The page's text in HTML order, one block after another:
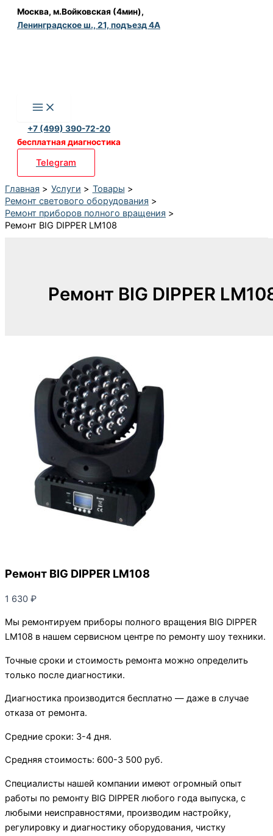
Перейти
Москва, м.Войковская (4мин),
Ленинградское ш., 21, подъезд 4А
+7 (499) 390-72-20
бесплатная диагностика
Telegram
Главная Услуги
Товары
Ремонт светового оборудования
Ремонт приборов полного вращения
Ремонт BIG DIPPER LM108
Ремонт BIG DIPPER
Ремонт BIG DIPPER LM108
1 630 ₽
Мы ремонтируем приборы полного вращения BIG DIPPER
LM108 в нашем сервисном центре по ремонту шоу техники.
Точные сроки и стоимость ремонта можно определить
только после диагностики.
Диагностика производится бесплатно — даже в случае
отказа от ремонта.
Средние сроки: 3-4 дня.
Средняя стоимость: 600-3 500 руб.
Специалисты нашей компании имеют огромный опыт
работы по ремонту BIG DIPPER любого года выпуска, с
любыми неисправностями, производим настройку,
регулировку и диагностику оборудования, чистку